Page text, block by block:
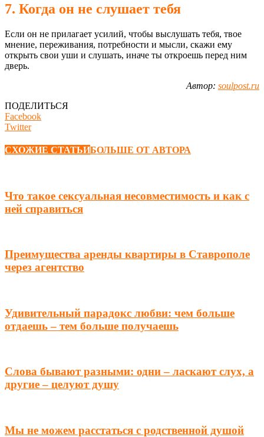
7. Когда он не слушает тебя
Если он не прилагает усилий, чтобы выслушать тебя, твое
мнение, переживания, потребности и мысли, скажи ему
открыть свои уши и слушать, иначе ты откроешь перед ним
дверь.
Автор: soulpost.ru
ПОДЕЛИТЬСЯ
Facebook
Twitter
СХОЖИЕ СТАТЬИБОЛЬШЕ ОТ АВТОРА
Что такое сексуальная несовместимость и как с
ней справиться
Преимущества аренды квартиры в Ставрополе
через агентство
Удивительный парадокс любви: чем больше
отдаешь – тем больше получаешь
Слова бывают разными: одни – ласкают слух, а
другие – целуют душу
Мы не можем расстаться с родственной душой